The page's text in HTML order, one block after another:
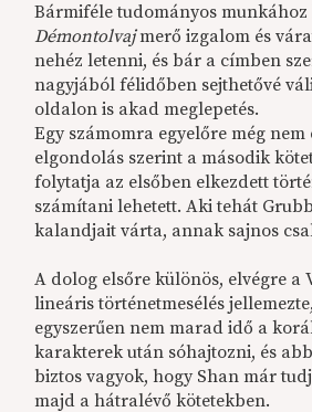
Bármiféle tudományos munkához
Démontolvajmerő izgalom és
nehéz letenni, és bár a címben
nagyjából félidőben sejthetővé
oldalon is akad meglepetés.
Egy számomra egyelőre még nem
elgondolás szerint a második
folytatja az elsőben elkezdett
számítani lehetett. Aki tehát
kalandjait várta, annak sajnos
A dolog elsőre különös, elvégre a
lineáris történetmesélés
egyszerűen nem marad idő a
karakterek után sóhajtozni, és
biztos vagyok, hogy Shan már
majd a hátralévő kötetekben.